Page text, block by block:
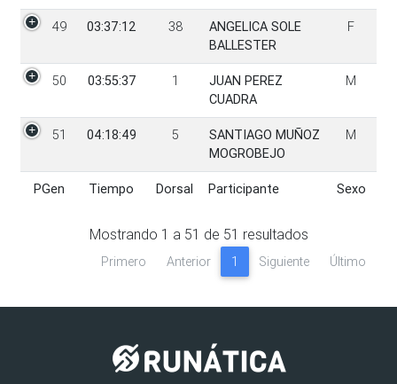
PGen Tiempo Dorsal Participante Sexo
49 03:37:12 38
ANGELICA SOLE
BALLESTER
F
50 03:55:37 1
JUAN PEREZ
CUADRA
M
51 04:18:49 5
SANTIAGO MUÑOZ
MOGROBEJO
M
PGen Tiempo Dorsal Participante Sexo
Mostrando 1 a 51 de 51 resultados
Primero Anterior 1 Siguiente Último